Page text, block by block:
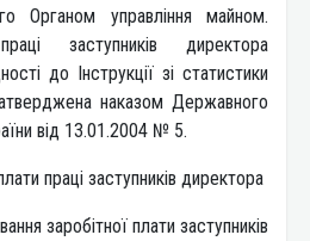
Органом управління майном.
заступників директора
до Інструкції зі статистики
наказом Державного
від 13.01.2004 № 5.
праці заступників директора
заробітної плати заступників